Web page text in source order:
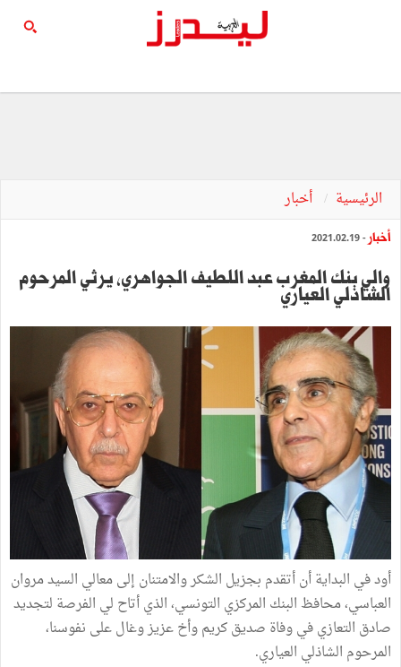
الرئيسية أخبار
أخبار - 2021.02.19
والي بنك المغرب عبد اللطيف الجواهري، يرثي المرحوم
الشاذلي العياري
أود في البداية أن أتقدم بجزيل الشكر والامتنان إلى معالي السيد مروان
العباسي، محافظ البنك المركزي التونسي، الذي أتاح لي الفرصة لتجديد
صادق التعازي في وفاة صديق كريم وأخ عزيز وغال على نفوسنا،
المرحوم الشاذلي العياري.